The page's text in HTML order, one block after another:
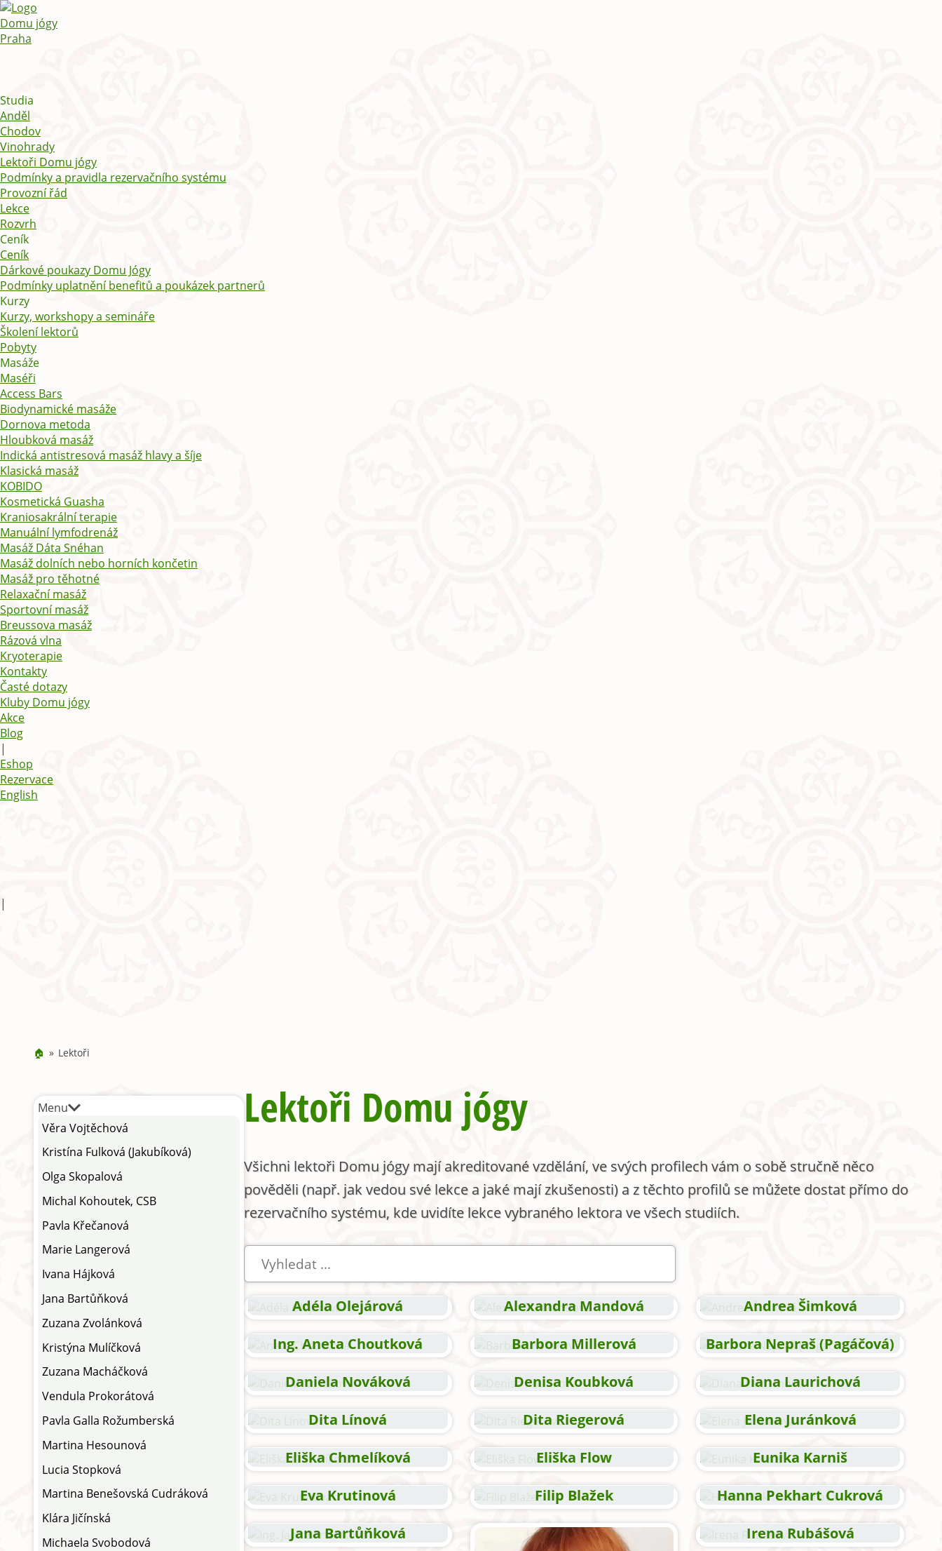
Studia
Anděl
Chodov
Vinohrady
Lektoři Domu jógy
Podmínky a pravidla rezervačního systému
Provozní řád
Lekce
Rozvrh
Ceník
Ceník
Dárkové poukazy Domu Jógy
Podmínky uplatnění benefitů a poukázek partnerů
Kurzy
Kurzy, workshopy a semináře
Školení lektorů
Pobyty
Masáže
Maséři
Access Bars
Biodynamické masáže
Dornova metoda
Hloubková masáž
Indická antistresová masáž hlavy a šíje
Klasická masáž
KOBIDO
Kosmetická Guasha
Kraniosakrální terapie
Manuální lymfodrenáž
Masáž Dáta Snéhan
Masáž dolních nebo horních končetin
Masáž pro těhotné
Relaxační masáž
Sportovní masáž
Breussova masáž
Rázová vlna
Kryoterapie
Kontakty
Časté dotazy
Kluby Domu jógy
Akce
Blog
|
Eshop
Rezervace
English
|
🏠 Lektoři
Lektoři Domu jógy
Všichni lektoři Domu jógy mají akreditované vzdělání, ve svých profilech vám o sobě stručně něco
pověděli (např. jak vedou své lekce a jaké mají zkušenosti) a z těchto profilů se můžete dostat přímo do
rezervačního systému, kde uvidíte lekce vybraného lektora ve všech studiích.
Adéla Olejárová Alexandra Mandová
Andrea Šimková
Ing. Aneta Choutková
Barbora Millerová
Barbora Nepraš (Pagáčová)
Daniela Nováková
Denisa Koubková
Diana Laurichová
Dita Línová
Dita Riegerová
Elena Juránková
Eliška Chmelíková
Eliška Flow
Eunika Karniš
Eva Krutinová
Filip Blažek
Hanna Pekhart Cukrová
Jana Bartůňková
Irena Rubášová
Menu
Věra Vojtěchová
Kristína Fulková (Jakubíková)
Olga Skopalová
Michal Kohoutek, CSB
Pavla Křečanová
Marie Langerová
Ivana Hájková
Jana Bartůňková
Zuzana Zvolánková
Kristýna Mulíčková
Zuzana Macháčková
Vendula Prokorátová
Pavla Galla Rožumberská
Martina Hesounová
Lucia Stopková
Martina Benešovská Cudráková
Klára Jičínská
Michaela Svobodová